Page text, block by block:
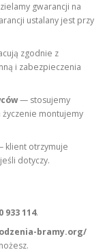
gwarancji na
ustalany jest przy
zgodnie z
i zabezpieczenia
— stosujemy
montujemy
klient otrzymuje
dotyczy.
933 114.
bramy.org/